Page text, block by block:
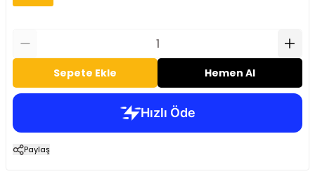
Sepete Ekle Hemen Al
Paylaş